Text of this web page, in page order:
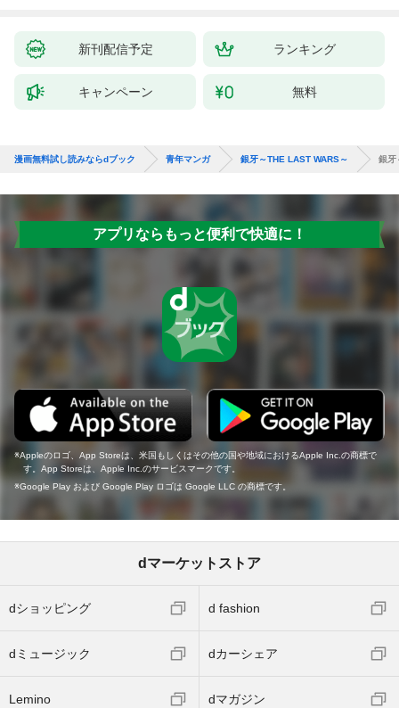
新刊配信予定 ランキング
キャンペーン 無料
漫画無料試し読みならdブック 青年マンガ 銀牙～THE LAST WARS～ 銀牙
アプリならもっと便利で快適に！
Appleのロゴ、App Storeは、米国もしくはその他の国や地域におけるApple Inc.の商標で
す。App Storeは、Apple Inc.のサービスマークです。
Google Play および Google Play ロゴは Google LLC の商標です。
dマーケットストア
dショッピング d fashion
dミュージック dカーシェア
Lemino dマガジン